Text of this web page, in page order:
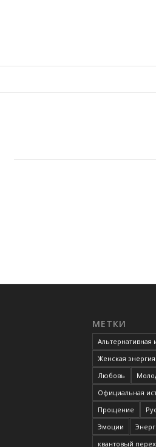
МЕТКИ
Альтернативная
Женская энергия
Любовь
Официальная
Прощение
Эмоции
квантовый